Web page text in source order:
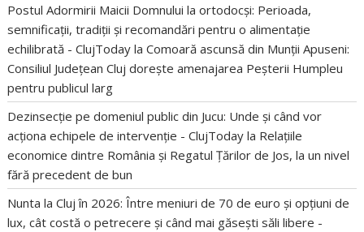
Postul Adormirii Maicii Domnului la ortodocși: Perioada,
semnificații, tradiții și recomandări pentru o alimentație
echilibrată - ClujToday laComoară ascunsă din Munții Apuseni:
Consiliul Județean Cluj dorește amenajarea Peșterii Humpleu
pentru publicul larg
Dezinsecție pe domeniul public din Jucu: Unde și când vor
acționa echipele de intervenție - ClujToday la Relațiile
economice dintre România și Regatul Țărilor de Jos, la un nivel
fără precedent de bun
Nunta la Cluj în 2026: Între meniuri de 70 de euro și opțiuni de
lux, cât costă o petrecere și când mai găsești săli libere -